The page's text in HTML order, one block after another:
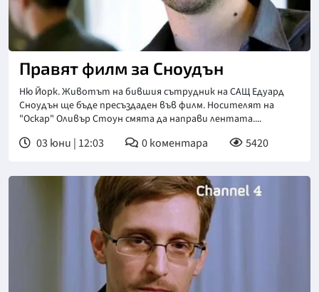
Правят филм за Сноудън
Ню Йорк. Животът на бившия сътрудник на САЩ Едуард
Сноудън ще бъде пресъздаден във филм. Носителят на
"Оскар" Оливър Стоун смята да направи лентата....
03 юни | 12:03 0коментара 5420